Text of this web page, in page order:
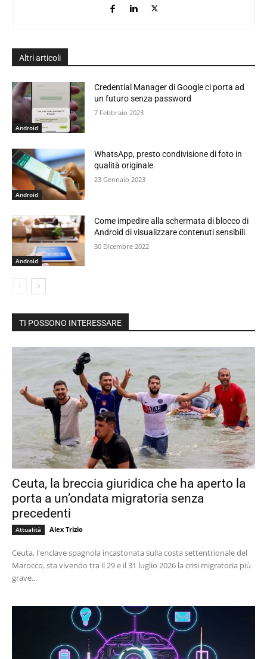
Altri articoli
Android
Credential Manager di Google ci porta ad
un futuro senza password
7 Febbraio 2023
Android
WhatsApp, presto condivisione di foto in
qualità originale
23 Gennaio 2023
Android
Come impedire alla schermata di blocco di
Android di visualizzare contenuti sensibili
30 Dicembre 2022
TI POSSONO INTERESSARE
Ceuta, la breccia giuridica che ha aperto la
porta a un’ondata migratoria senza
precedenti
Attualità Alex Trizio
Ceuta, l'enclave spagnola incastonata sulla costa settentrionale del
Marocco, sta vivendo tra il 29 e il 31 luglio 2026 la crisi migratoria più
grave...